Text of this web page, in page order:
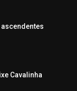
ascendentes
Cavalinha